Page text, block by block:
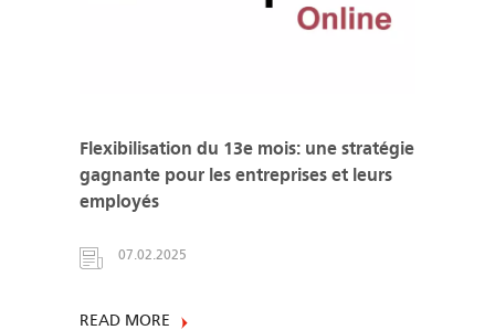
Flexibilisation du 13e mois: une stratégie
gagnante pour les entreprises et leurs
employés
07.02.2025
READ MORE